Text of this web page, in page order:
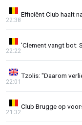
Efficiënt Club haalt
22:38
'Clement vangt bot:
22:22
Tzolis: "Daarom
22:01
Club Brugge op
21:32